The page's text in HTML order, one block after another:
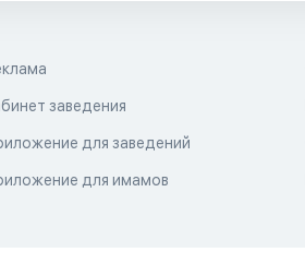
заведения
для заведений
для имамов